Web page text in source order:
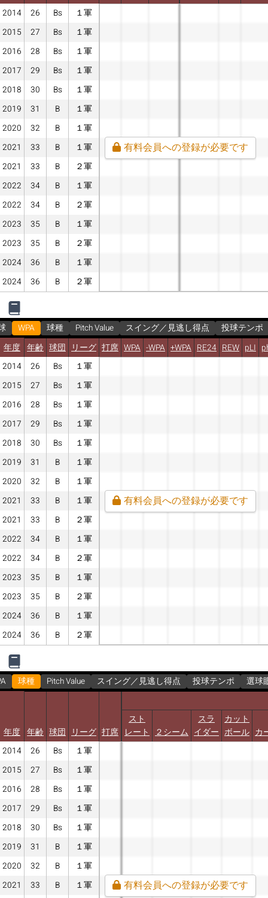
2014
26 Bs
１軍
2015
27 Bs
１軍
2016
28 Bs
１軍
2017
29 Bs
１軍
2018
30 Bs
１軍
2019
31 B
１軍
2020
32 B
１軍
2021
33 B
１軍
2021
33 B
２軍
2022
34 B
１軍
2022
34 B
２軍
2023
35 B
１軍
2023
35 B
２軍
2024
36 B
１軍
2024
36 B ２軍
有料会員への登録が必要です
WPA 球種 Pitch Value スイング／見逃し得点
投球テンポ
年度 年齢 球団 リーグ 打席 WPA -WPA +WPA RE24 REW pLI
2014
26 Bs
１軍
2015
27 Bs
１軍
2016
28 Bs
１軍
2017
29 Bs
１軍
2018
30 Bs
１軍
2019
31 B
１軍
2020
32 B
１軍
2021
33 B
１軍
2021
33 B
２軍
2022
34 B
１軍
2022
34 B
２軍
2023
35 B
１軍
2023
35 B
２軍
2024
36 B
１軍
2024
36 B ２軍
有料会員への登録が必要です
球種 Pitch Value スイング／見逃し得点 投球テンポ 選球
年度 年齢 球団 リーグ 打席
スト
レート ２シーム
スラ
イダー
カット
ボール カ
2014
26 Bs
１軍
2015
27 Bs
１軍
2016
28 Bs
１軍
2017
29 Bs
１軍
2018
30 Bs
１軍
2019
31 B
１軍
2020
32 B
１軍
2021
33 B
１軍
有料会員への登録が必要です